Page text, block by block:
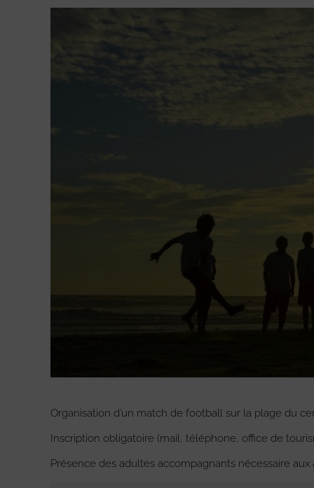
Organisation d’un match de football sur la plage du
Inscription obligatoire (mail, téléphone, office de
Présence des adultes accompagnants nécessaire aux